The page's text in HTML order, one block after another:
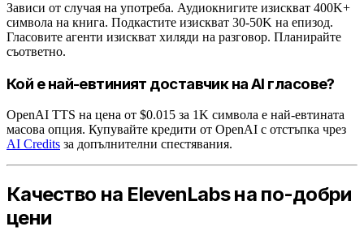
Зависи от случая на употреба. Аудиокнигите изискват 400K+
символа на книга. Подкастите изискват 30-50K на епизод.
Гласовите агенти изискват хиляди на разговор. Планирайте
съответно.
Кой е най-евтиният доставчик на AI гласове?
OpenAI TTS на цена от $0.015 за 1K символа е най-евтината
масова опция. Купувайте кредити от OpenAI с отстъпка чрез
AI Credits за допълнителни спестявания.
Качество на ElevenLabs на по-добри
цени